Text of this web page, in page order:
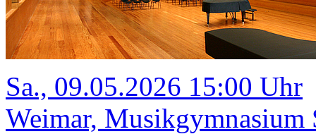
Sa., 09.05.2026 15:00 Uhr
Weimar, Musikgymnasium